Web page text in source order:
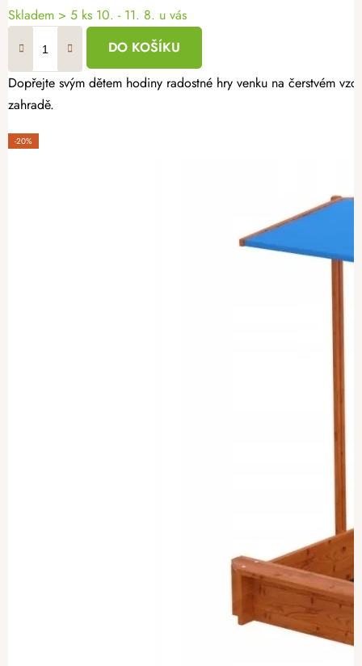
Skladem > 5 ks 10. - 11. 8. u vás
DO KOŠÍKU
Dopřejte svým dětem hodiny radostné hry venku na čerstvém
zahradě.
-20%